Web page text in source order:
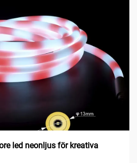
led neonljus för kreativa